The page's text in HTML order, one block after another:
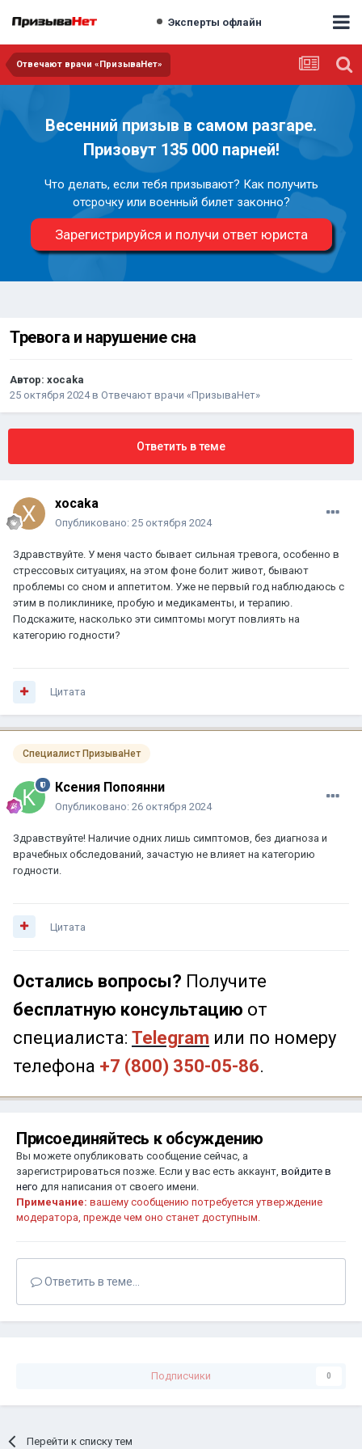
Эксперты офлайн
Отвечают врачи «ПризываНет»
Весенний призыв в самом разгаре.
Призовут 135 000 парней!
Что делать, если тебя призывают? Как получить
отсрочку или военный билет законно?
Зарегистрируйся и получи ответ юриста
Тревога и нарушение сна
Автор: xocaka
25 октября 2024в Отвечают врачи «ПризываНет»
Ответить в теме
xocaka
Опубликовано: 25 октября 2024
Здравствуйте. У меня часто бывает сильная тревога, особенно в
стрессовых ситуациях, на этом фоне болит живот, бывают
проблемы со сном и аппетитом. Уже не первый год наблюдаюсь с
этим в поликлинике, пробую и медикаменты, и терапию.
Подскажите, насколько эти симптомы могут повлиять на
категорию годности?
Цитата
Специалист ПризываНет
Ксения Попоянни
Опубликовано: 26 октября 2024
Здравствуйте! Наличие одних лишь симптомов, без диагноза и
врачебных обследований, зачастую не влияет на категорию
годности.
Цитата
Остались вопросы? Получите
бесплатную консультацию от
специалиста: Telegram или по номеру
телефона +7 (800) 350-05-86.
Присоединяйтесь к обсуждению
Вы можете опубликовать сообщение сейчас, а
зарегистрироваться позже. Если у вас есть аккаунт, войдите в
него для написания от своего имени.
Примечание: вашему сообщению потребуется утверждение
модератора, прежде чем оно станет доступным.
Ответить в теме...
Подписчики 0
Перейти к списку тем